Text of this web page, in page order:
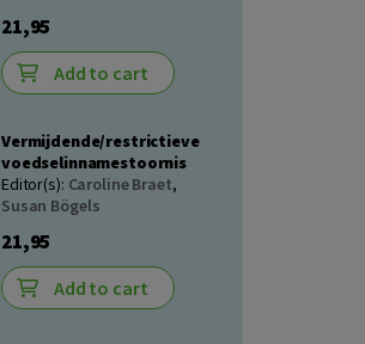
21,95
Add to cart
Vermijdende/restrictieve
voedselinnamestoornis
Editor(s): Caroline Braet,
Susan Bögels
21,95
Add to cart